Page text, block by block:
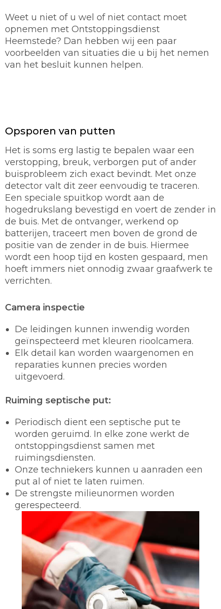
Weet u niet of u wel of niet contact moet
opnemen met Ontstoppingsdienst
Heemstede? Dan hebben wij een paar
voorbeelden van situaties die u bij het nemen
van het besluit kunnen helpen.
Opsporen van putten
Het is soms erg lastig te bepalen waar een
verstopping, breuk, verborgen put of ander
buisprobleem zich exact bevindt. Met onze
detector valt dit zeer eenvoudig te traceren.
Een speciale spuitkop wordt aan de
hogedrukslang bevestigd en voert de zender in
de buis. Met de ontvanger, werkend op
batterijen, traceert men boven de grond de
positie van de zender in de buis. Hiermee
wordt een hoop tijd en kosten gespaard, men
hoeft immers niet onnodig zwaar graafwerk te
verrichten.
Camera inspectie
De leidingen kunnen inwendig worden
geïnspecteerd met kleuren rioolcamera.
Elk detail kan worden waargenomen en
reparaties kunnen precies worden
uitgevoerd.
Ruiming septische put:
Periodisch dient een septische put te
worden geruimd. In elke zone werkt de
ontstoppingsdienst samen met
ruimingsdiensten.
Onze techniekers kunnen u aanraden een
put al of niet te laten ruimen.
De strengste milieunormen worden
gerespecteerd.